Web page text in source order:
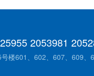
2053981
楼601、602、607、609、